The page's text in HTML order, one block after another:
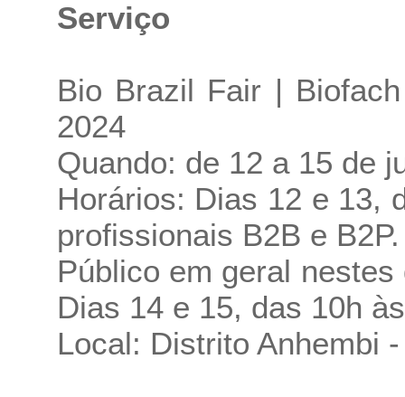
Serviço
Bio Brazil Fair |
2024
Quando: de 12 a 15 de
Horários: Dias 12 e 13,
profissionais B2B e B2P.
Público em geral
Dias 14 e 15, das 10h
Local: Distrito Anhembi